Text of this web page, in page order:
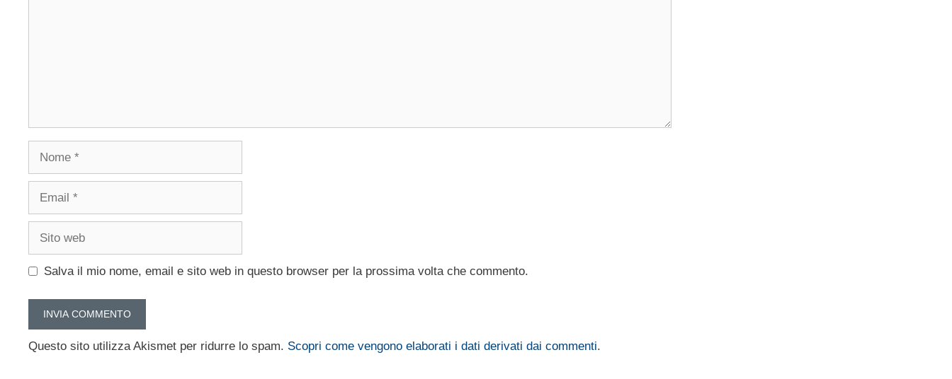
Nome
Email
Sito
Salva il mio nome, email e sito web in questo browser per la prossima volta che commento.
Questo sito utilizza Akismet per ridurre lo spam. Scopri come vengono elaborati i dati derivati dai commenti.